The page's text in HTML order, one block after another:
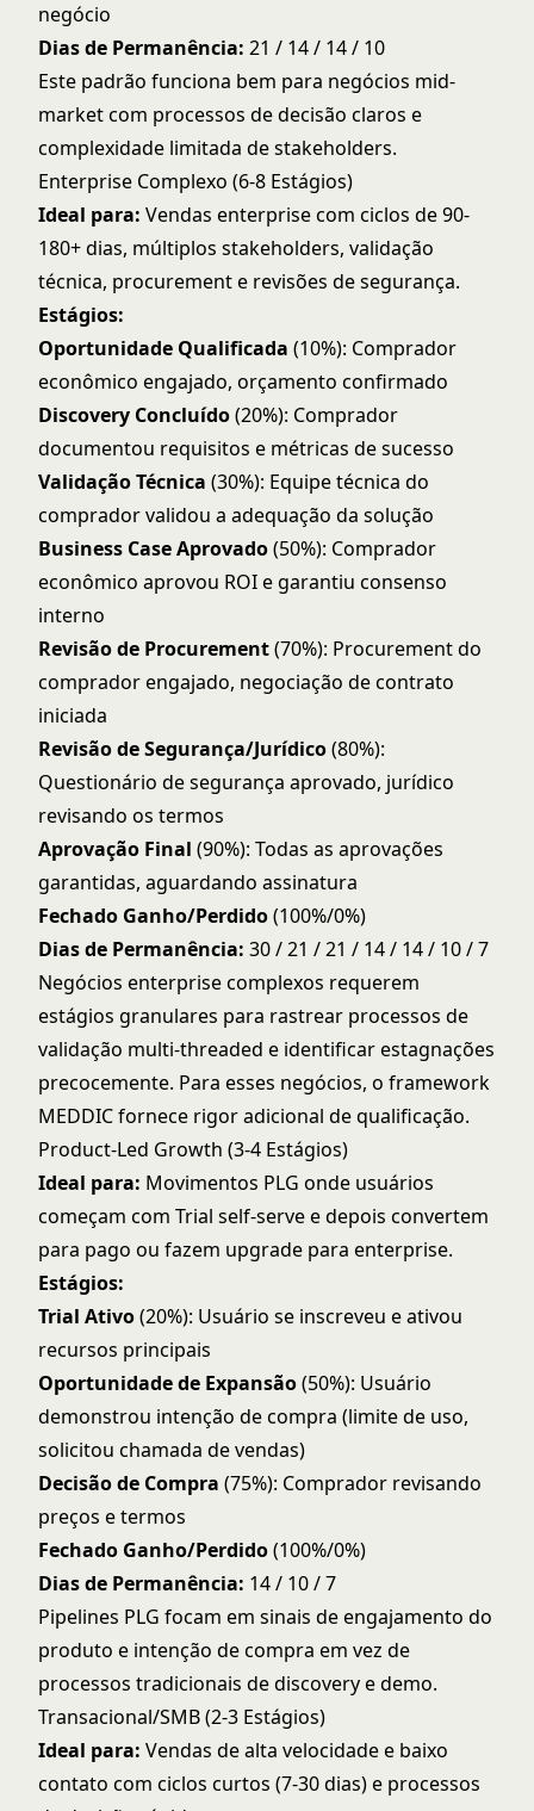
negócio
Dias de Permanência: 21 / 14 / 14 / 10
Este padrão funciona bem para negócios mid-
market com processos de decisão claros e
complexidade limitada de stakeholders.
Enterprise Complexo (6-8 Estágios)
Ideal para: Vendas enterprise com ciclos de 90-
180+ dias, múltiplos stakeholders, validação
técnica, procurement e revisões de segurança.
Estágios:
Oportunidade Qualificada (10%): Comprador
econômico engajado, orçamento confirmado
Discovery Concluído(20%): Comprador
documentou requisitos e métricas de sucesso
Validação Técnica (30%): Equipe técnica do
comprador validou a adequação da solução
Business Case Aprovado(50%): Comprador
econômico aprovou ROI e garantiu consenso
interno
Revisão de Procurement(70%): Procurement do
comprador engajado, negociação de contrato
iniciada
Revisão de Segurança/Jurídico(80%):
Questionário de segurança aprovado, jurídico
revisando os termos
Aprovação Final (90%): Todas as aprovações
garantidas, aguardando assinatura
Fechado Ganho/Perdido(100%/0%)
Dias de Permanência: 30 / 21 / 21 / 14 / 14 / 10 / 7
Negócios enterprise complexos requerem
estágios granulares para rastrear processos de
validação multi-threaded e identificar estagnações
precocemente. Para esses negócios, o framework
MEDDICfornece rigor adicional de qualificação.
Product-Led Growth (3-4 Estágios)
Ideal para: Movimentos PLG onde usuários
começam com Trial self-serve e depois convertem
para pago ou fazem upgrade para enterprise.
Estágios:
Trial Ativo(20%): Usuário se inscreveu e ativou
recursos principais
Oportunidade de Expansão(50%): Usuário
demonstrou intenção de compra (limite de uso,
solicitou chamada de vendas)
Decisão de Compra (75%): Comprador revisando
preços e termos
Fechado Ganho/Perdido(100%/0%)
Dias de Permanência: 14 / 10 / 7
Pipelines PLG focam em sinais de engajamento do
produto e intenção de compra em vez de
processos tradicionais de discovery e demo.
Transacional/SMB (2-3 Estágios)
Ideal para: Vendas de alta velocidade e baixo
contato com ciclos curtos (7-30 dias) e processos